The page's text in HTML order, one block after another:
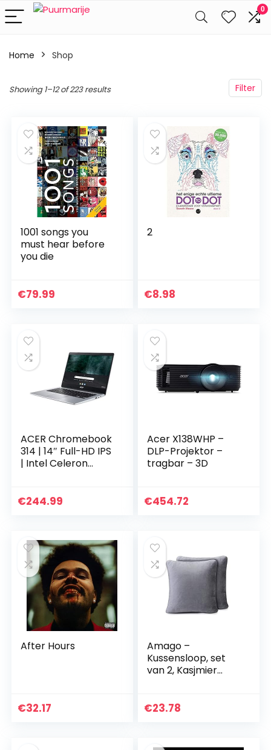
0
Home Shop
Filter
Showing 1–12 of 223 results
1001 songs you
must hear before
you die
€79.99
2
€8.98
ACER Chromebook
314 | 14″ Full-HD IPS
| Intel Celeron
eMMC | Chrome OS
€244.99
Acer X138WHP –
DLP-Projektor –
tragbar – 3D
€454.72
After Hours
€32.17
Amago –
Kussensloop, set
van 2, Kasjmier
€23.78